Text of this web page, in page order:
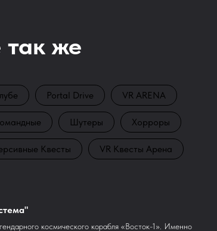
же
Portal Drive VR ARENA
Шутеры Хорроры
Квесты VR Квесты Арена
космического корабля «Восток-1». Именно